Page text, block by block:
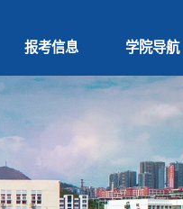
报考信息 学院导航